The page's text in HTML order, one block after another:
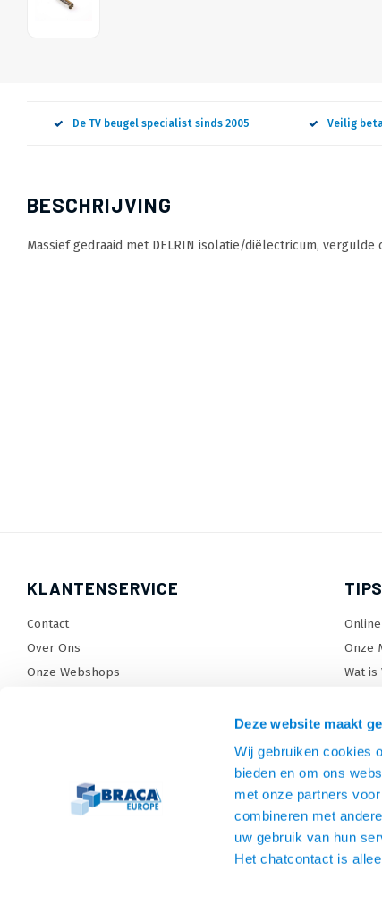
Deze website maakt
Wij gebruiken cookies
bieden en om ons
met onze partners
combineren met
uw gebruik van hun
Het chatcontact is
De TV beugel specialist sinds 2005 Veilig
BESCHRIJVING
Massief gedraaid met DELRIN isolatie/diëlectricum, vergulde
KLANTENSERVICE
Contact
Over Ons
Onze Webshops
Betaalmethoden en voorwaarden
Privacy policy
Onze
Wat is
TV
TV lift